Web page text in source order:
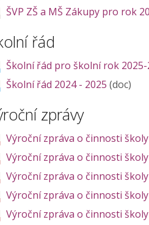
ŠVP ZŠ a MŠ Zákupy pro rok
řád
Školní řád pro školní rok 2025-
Školní řád 2024 - 2025 (doc)
zprávy
Výroční zpráva o činnosti
Výroční zpráva o činnosti
Výroční zpráva o činnosti
Výroční zpráva o činnosti
Výroční zpráva o činnosti